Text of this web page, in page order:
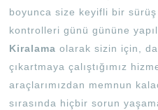
boyunca size keyifli bir
kontrolleri günü gününe
Kiralama olarak sizin için,
çıkartmaya çalıştığımız
araçlarımızdan memnun
sırasında hiçbir sorun